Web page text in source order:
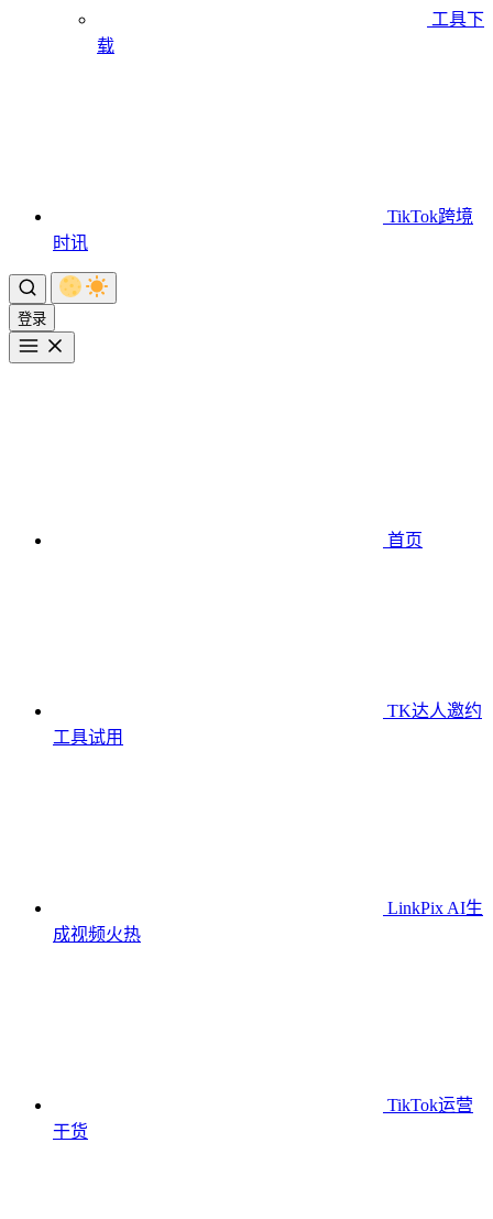
工具下
载
TikTok跨境
时讯
登录
首页
TK达人邀约
工具试用
LinkPix AI生
成视频火热
TikTok运营
干货